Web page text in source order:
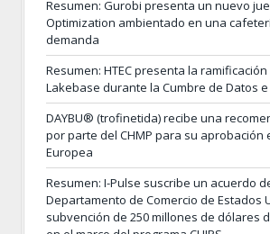
Resumen: Gurobi presenta un nuevo
Optimization ambientado en una
demanda
Resumen: HTEC presenta la
Lakebase durante la Cumbre de Datos
DAYBU® (trofinetida) recibe una
por parte del CHMP para su aprobación
Europea
Resumen: I-Pulse suscribe un acuerdo
Departamento de Comercio de Estados
subvención de 250 millones de dólares